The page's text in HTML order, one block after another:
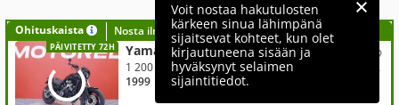
Voit nostaa hakutulosten
kärkeen sinua lähimpänä
sijaitsevat kohteet, kun olet
kirjautuneena sisään ja
hyväksynyt selaimen
sijaintitiedot.
Ohituskaista Nosta ilmoituksesi tähän?
PÄIVITETTY 72H Yamaha VMX
1 200 cm³, 1200 V-Max // Juuri saapunut! / Säädettävät kahvat / Blackwidow slipari / Kaatumaraudat //
1999
● 44 tkm● Takaveto